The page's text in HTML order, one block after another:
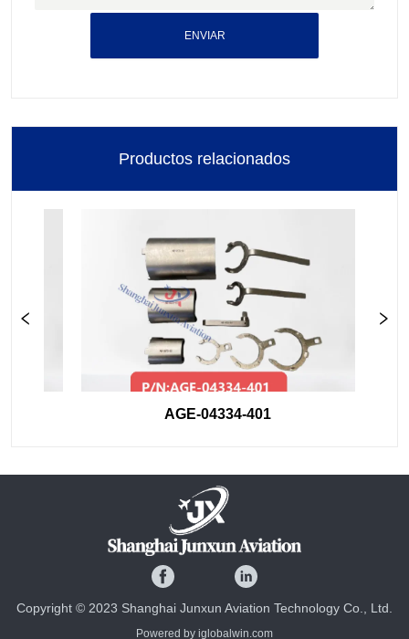
ENVIAR
Productos relacionados
AGE-04334-401
Copyright © 2023 Shanghai Junxun Aviation Technology Co., Ltd.
Powered by iglobalwin.com